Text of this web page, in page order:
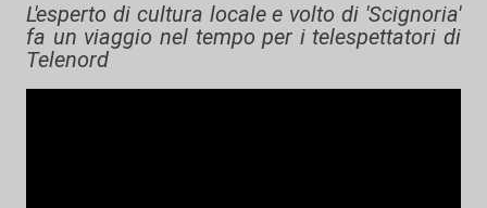
L'esperto di cultura locale e volto di 'Scignoria'
fa un viaggio nel tempo per i telespettatori di
Telenord